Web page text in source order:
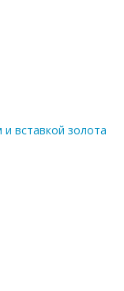
вставкой золота